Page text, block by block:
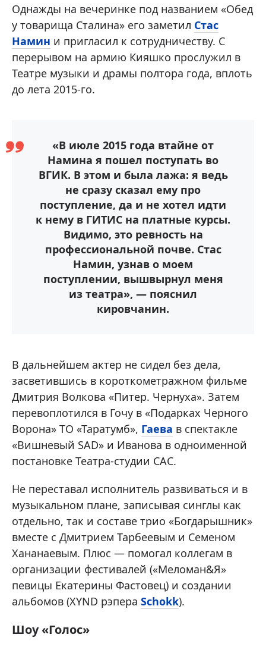
Однажды на вечеринке под названием «Обед
у товарища Сталина» его заметил Стас
Намин и пригласил к сотрудничеству. С
перерывом на армию Кияшко прослужил в
Театре музыки и драмы полтора года, вплоть
до лета 2015-го.
«В июле 2015 года втайне от
Намина я пошел поступать во
ВГИК. В этом и была лажа: я ведь
не сразу сказал ему про
поступление, да и не хотел идти
к нему в ГИТИС на платные курсы.
Видимо, это ревность на
профессиональной почве. Стас
Намин, узнав о моем
поступлении, вышвырнул меня
из театра», — пояснил
кировчанин.
В дальнейшем актер не сидел без дела,
засветившись в короткометражном фильме
Дмитрия Волкова «Питер. Чернуха». Затем
перевоплотился в Гочу в «Подарках Черного
Ворона» ТО «Таратумб», Гаева в спектакле
«Вишневый SAD» и Иванова в одноименной
постановке Театра-студии САС.
Не переставал исполнитель развиваться и в
музыкальном плане, записывая синглы как
отдельно, так и составе трио «Богдарышник»
вместе с Дмитрием Тарбеевым и Семеном
Хананаевым. Плюс — помогал коллегам в
организации фестивалей («Меломан&Я»
певицы Екатерины Фастовец) и создании
альбомов (XYND рэпера Schokk).
Шоу «Голос»